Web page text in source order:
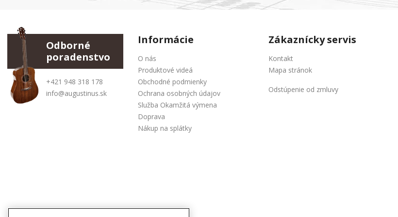
Odborné
poradenstvo
+421 948 318 178
info@augustinus.sk
Informácie
O nás
Produktové videá
Obchodné podmienky
Ochrana osobných údajov
Služba Okamžitá výmena
Doprava
Nákup na splátky
Zákaznícky servis
Kontakt
Mapa stránok
Odstúpenie od zmluvy